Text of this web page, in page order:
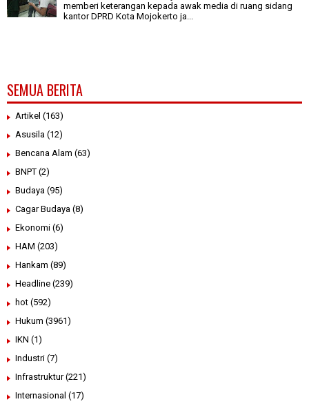
memberi keterangan kepada awak media di ruang sidang
kantor DPRD Kota Mojokerto ja...
SEMUA BERITA
Artikel (163)
Asusila (12)
Bencana Alam (63)
BNPT (2)
Budaya (95)
Cagar Budaya (8)
Ekonomi (6)
HAM (203)
Hankam (89)
Headline (239)
hot (592)
Hukum (3961)
IKN (1)
Industri (7)
Infrastruktur (221)
Internasional (17)